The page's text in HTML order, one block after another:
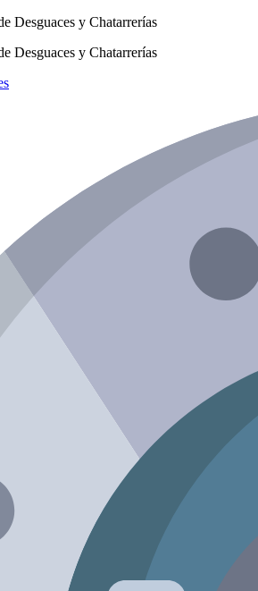
Desguaces y Chatarrerías
Desguaces y Chatarrerías